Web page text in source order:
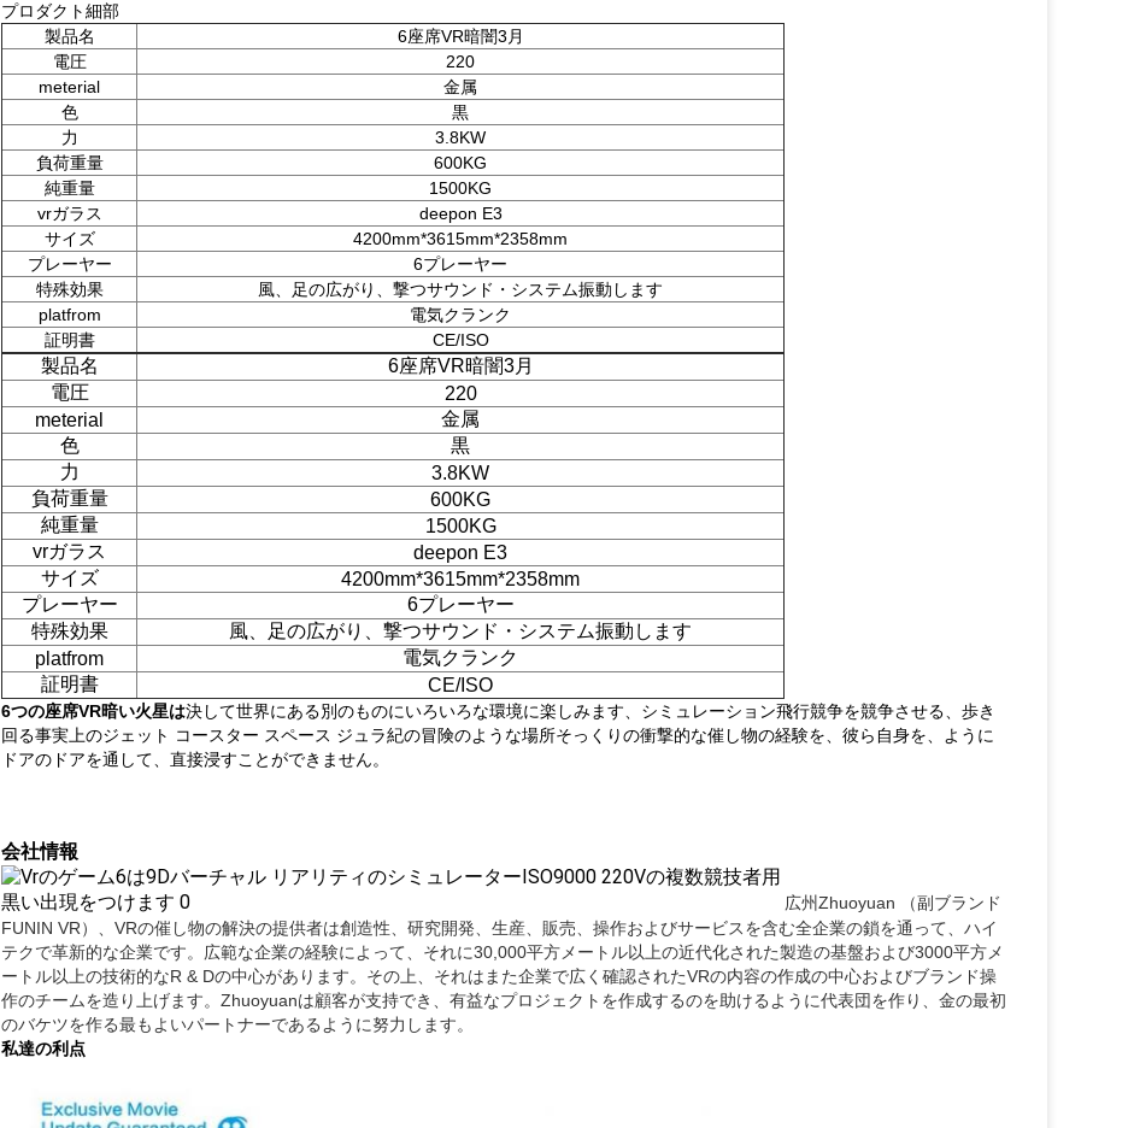
プロダクト細部
製品名
6座席VR暗闇3月
電圧
220
meterial
金属
色
黒
力
3.8KW
負荷重量
600KG
純重量
1500KG
vrガラス
deepon E3
サイズ
4200mm*3615mm*2358mm
プレーヤー
6プレーヤー
特殊効果
風、足の広がり、撃つサウンド・システム振動します
platfrom
電気クランク
証明書
CE/ISO
製品名
6座席VR暗闇3月
電圧
220
meterial
金属
色
黒
力
3.8KW
負荷重量
600KG
純重量
1500KG
vrガラス
deepon E3
サイズ
4200mm*3615mm*2358mm
プレーヤー
6プレーヤー
特殊効果
風、足の広がり、撃つサウンド・システム振動します
platfrom
電気クランク
証明書
CE/ISO
6つの座席VR暗い火星は決して世界にある別のものにいろいろな環境に楽しみます、シミュレーション飛行競争を競争させる、歩き
回る事実上のジェット コースター スペース ジュラ紀の冒険のような場所そっくりの衝撃的な催し物の経験を、彼ら自身を、ように
ドアのドアを通して、直接浸すことができません。
会社情報
広州Zhuoyuan （副ブランド
FUNIN VR）、VRの催し物の解決の提供者は創造性、研究開発、生産、販売、操作およびサービスを含む全企業の鎖を通って、ハイ
テクで革新的な企業です。広範な企業の経験によって、それに30,000平方メートル以上の近代化された製造の基盤および3000平方メ
ートル以上の技術的なR & Dの中心があります。その上、それはまた企業で広く確認されたVRの内容の作成の中心およびブランド操
作のチームを造り上げます。Zhuoyuanは顧客が支持でき、有益なプロジェクトを作成するのを助けるように代表団を作り、金の最初
のバケツを作る最もよいパートナーであるように努力します。
私達の利点